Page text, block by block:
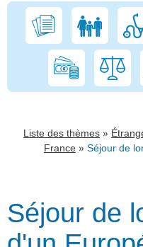
Liste des thèmes »
France » Séjour de
Séjour de